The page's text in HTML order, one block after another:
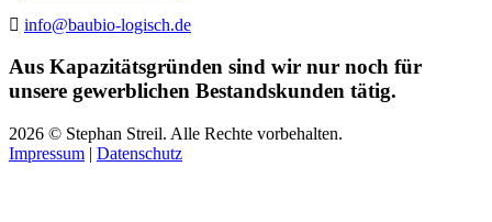
info@baubio-logisch.de
Aus Kapazitätsgründen sind wir nur noch für
unsere gewerblichen Bestandskunden tätig.
2026 © Stephan Streil. Alle Rechte vorbehalten.
Impressum | Datenschutz